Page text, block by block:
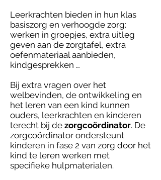
Leerkrachten bieden in hun klas
basiszorg en verhoogde zorg:
werken in groepjes, extra uitleg
geven aan de zorgtafel, extra
oefenmateriaal aanbieden,
kindgesprekken …
Bij extra vragen over het
welbevinden, de ontwikkeling en
het leren van een kind kunnen
ouders, leerkrachten en kinderen
terecht bij de zorgcoördinator. De
zorgcoördinator ondersteunt
kinderen in fase 2 van zorg door het
kind te leren werken met
specifieke hulpmaterialen.